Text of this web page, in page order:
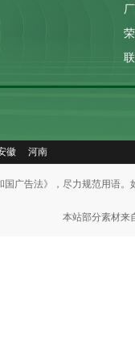
徽 河南
国广告法》，尽力规范用语
本站部分素材来